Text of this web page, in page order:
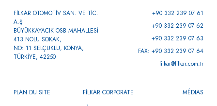
FİLKAR OTOMOTİV SAN. VE TİC.
A.Ş
BÜYÜKKAYACIK OSB MAHALLESİ
413 NOLU SOKAK,
NO: 11 SELÇUKLU, KONYA,
TÜRKİYE, 42250
+90 332 239 07 61
+90 332 239 07 62
+90 332 239 07 63
FAX: +90 332 239 07 64
filkar@filkar.com.tr
PLAN DU SITE
FİLKAR CORPORATE
MÉDIAS